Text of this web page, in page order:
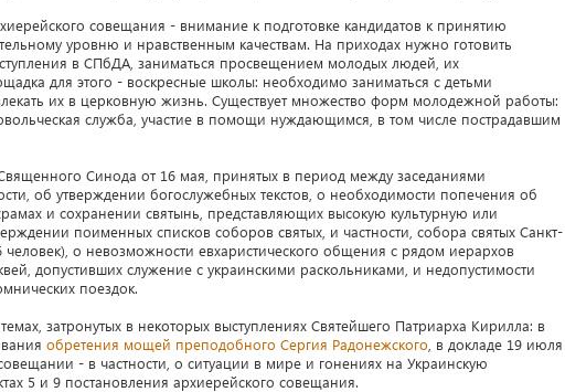
совещания - внимание к подготовке кандидатов к принятию
уровню и нравственным качествам. На приходах нужно готовить
в СПбДА, заниматься просвещением молодых людей, их
для этого - воскресные школы: необходимо заниматься с детьми
их в церковную жизнь. Существует множество форм молодежной работы:
служба, участие в помощи нуждающимся, в том числе пострадавшим
Синода от 16 мая, принятых в период между заседаниями
об утверждении богослужебных текстов, о необходимости попечения об
и сохранении святынь, представляющих высокую культурную или
поименных списков соборов святых, и частности, собора святых Санкт-
о невозможности евхаристического общения с рядом иерархов
допустивших служение с украинскими раскольниками, и недопустимости
поездок.
затронутых в некоторых выступлениях Святейшего Патриарха Кирилла: в
обретения мощей преподобного Сергия Радонежского , в докладе 19 июля
- в частности, о ситуации в мире и гонениях на Украинскую
5 и 9 постановления архиерейского совещания.